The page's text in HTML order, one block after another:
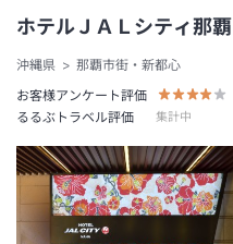
ホテルＪＡＬシティ那覇
沖縄県
那覇市街・新都心
お客様アンケート評価
るるぶトラベル評価
集計中